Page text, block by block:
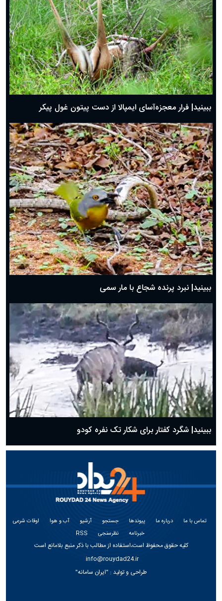
ببینید| فرار معجزه‌آسای ایمپالا از دست پیتون غول پیکر
ببینید| نبرد پرنده شجاع با مار سمی
ببینید| شگرد کفتار برای شکار تک نفره کودو
تماس با ما درباره ما پیوندها جستجو آرشیو آب و هوا
اوقات شرعی
خبرنامه
نظرسنجی RSS
کلیه حقوق محفوظ است،استفاده از مطالب با ذکر منبع بلامانع است
info@rouydad24.ir
طراحی و تولید : "ایران سامانه"